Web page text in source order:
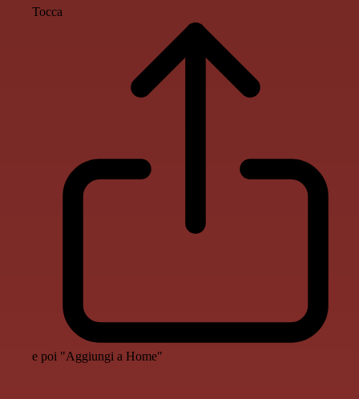
Tocca
e poi "Aggiungi a Home"